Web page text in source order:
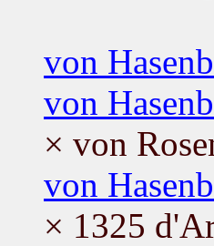
von
von
× von
von
× 1325